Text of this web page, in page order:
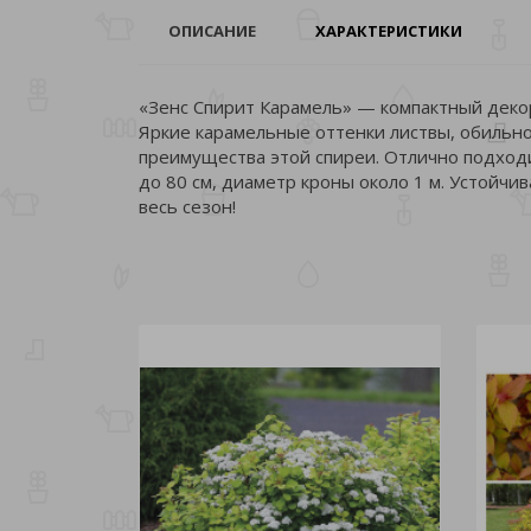
ОПИСАНИЕ ХАРАКТЕРИСТИКИ
«Зенс Спирит Карамель» — компактный
Яркие карамельные оттенки листвы,
преимущества этой спиреи. Отлично
до 80 см, диаметр кроны около 1 м.
весь сезон!